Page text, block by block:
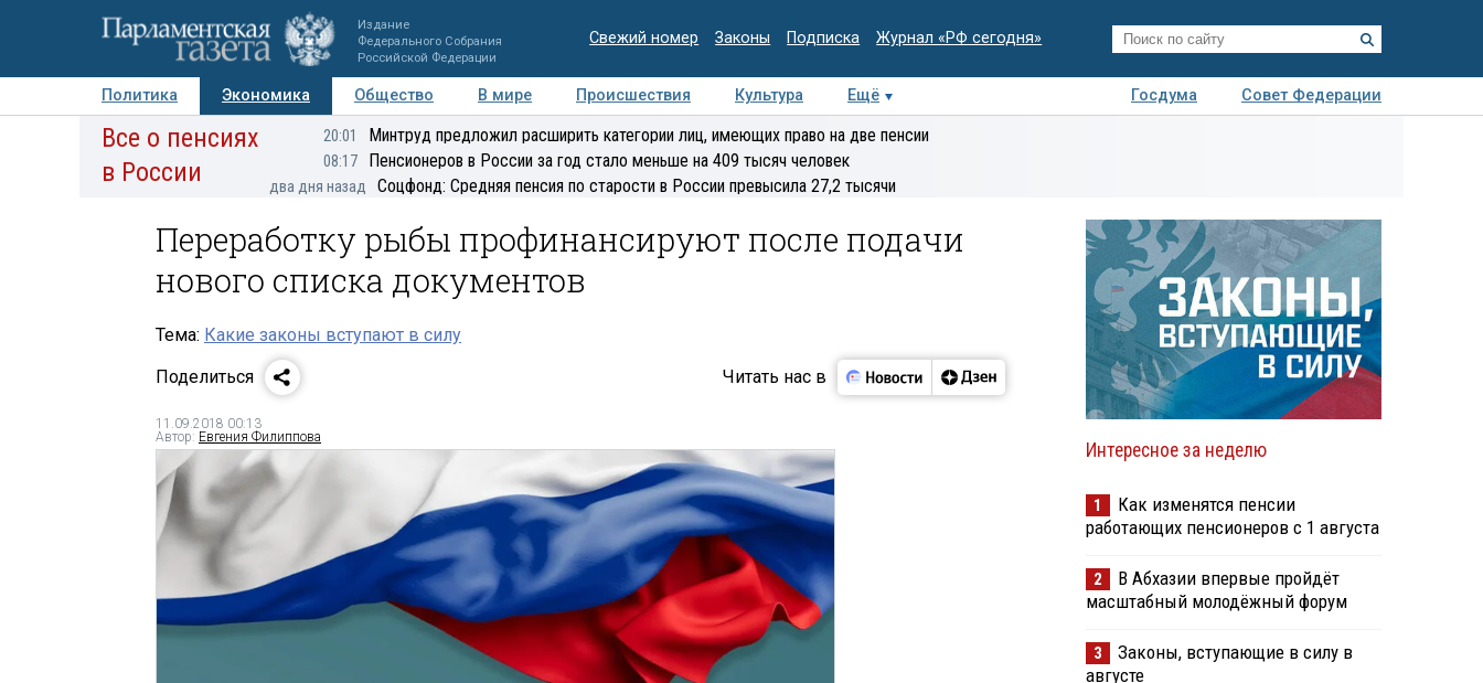
Издание
Федерального Собрания
Российской Федерации
Свежий номер Законы Подписка Журнал «РФ сегодня»
Политика Экономика Общество В мире Происшествия Культура Ещё Госдума
Совет Федерации
Авторы Персоны Мнения Регионы Медиацентр Интервью Колумнисты
Деловая
Все о пенсиях
в России
20:01 Минтруд предложил расширить категории лиц, имеющих право на две пенсии
08:17 Пенсионеров в России за год стало меньше на 409 тысяч человек
два дня назад Соцфонд: Средняя пенсия по старости в России превысила 27,2 тысячи
Переработку рыбы профинансируют после подачи
нового списка документов
Тема: Какие законы вступают в силу
Поделиться
Читать нас в
11.09.2018 00:13
Автор: Евгения Филиппова
Интересное за неделю
1
Как изменятся пенсии
работающих пенсионеров с 1 августа
2
В Абхазии впервые пройдёт
масштабный молодёжный форум
3
Законы, вступающие в силу в
августе